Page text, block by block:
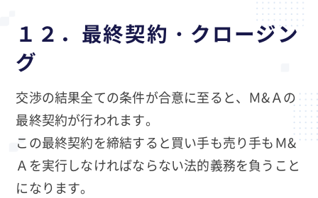
１２．最終契約・クロージン
グ
交渉の結果全ての条件が合意に至ると、Ｍ&Ａの
最終契約が行われます。
この最終契約を締結すると買い手も売り手もＭ&
Ａを実行しなければならない法的義務を負うこと
になります。